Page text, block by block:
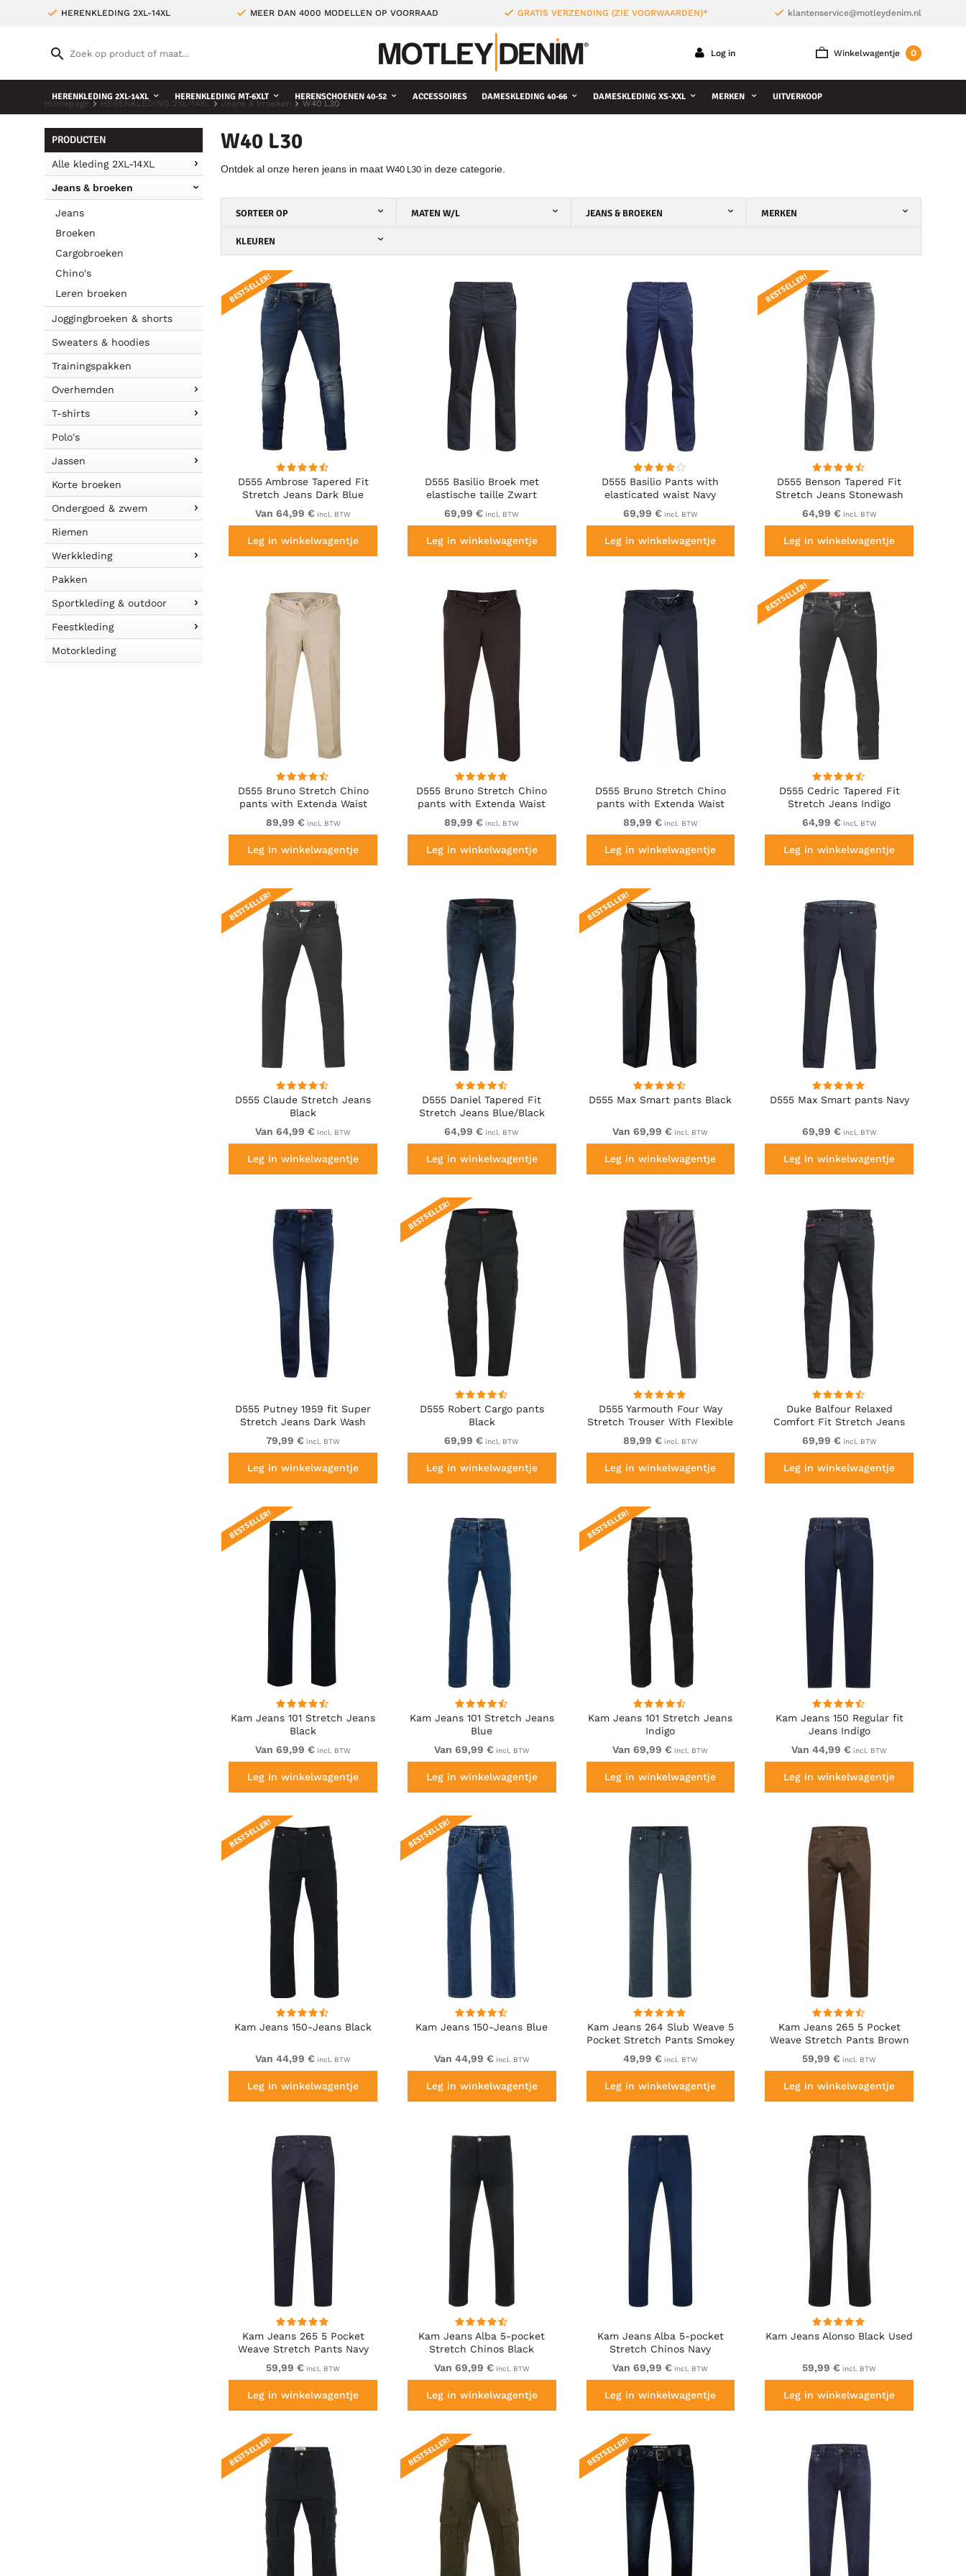
HERENKLEDING 2XL-14XL MEER DAN 4000 MODELLEN OP VOORRAAD GRATIS VERZENDING (ZIE VOORWAARDEN)* klantenservice@motleydenim.nl
Winkelwagentje 0
Log in
HERENKLEDING 2XL-14XL HERENKLEDING MT-6XLT HERENSCHOENEN 40-52 ACCESSOIRES DAMESKLEDING 40-66 DAMESKLEDING XS-XXL MERKEN UITVERKOOP
Homepage HERENKLEDING 2XL-14XL Jeans & broeken W40 L30
PRODUCTEN
Alle kleding 2XL-14XL
Jeans & broeken
Jeans
Broeken
Cargobroeken
Chino's
Leren broeken
Joggingbroeken & shorts
Sweaters & hoodies
Trainingspakken
Overhemden
T-shirts
Polo's
Jassen
Korte broeken
Ondergoed & zwem
Riemen
Werkkleding
Pakken
Sportkleding & outdoor
Feestkleding
Motorkleding
W40 L30
Ontdek al onze heren jeans in maat W40 L30 in deze categorie.
SORTEER OP MATEN W/L JEANS & BROEKEN MERKEN
KLEUREN
D555 Ambrose Tapered Fit
Stretch Jeans Dark Blue
BESTSELLER!
Van 64,99 € incl. BTW
Leg in winkelwagentje
D555 Basilio Broek met
elastische taille Zwart
69,99 € incl. BTW
Leg in winkelwagentje
D555 Basilio Pants with
elasticated waist Navy
69,99 € incl. BTW
Leg in winkelwagentje
D555 Benson Tapered Fit
Stretch Jeans Stonewash
BESTSELLER!
64,99 € incl. BTW
Leg in winkelwagentje
D555 Bruno Stretch Chino
pants with Extenda Waist
Beige
89,99 € incl. BTW
Leg in winkelwagentje
D555 Bruno Stretch Chino
pants with Extenda Waist
Black
89,99 € incl. BTW
Leg in winkelwagentje
D555 Bruno Stretch Chino
pants with Extenda Waist
Indigo Blue
89,99 € incl. BTW
Leg in winkelwagentje
D555 Cedric Tapered Fit
Stretch Jeans Indigo
BESTSELLER!
64,99 € incl. BTW
Leg in winkelwagentje
D555 Claude Stretch Jeans
Black
BESTSELLER!
Van 64,99 € incl. BTW
Leg in winkelwagentje
D555 Daniel Tapered Fit
Stretch Jeans Blue/Black
Wash
64,99 € incl. BTW
Leg in winkelwagentje
D555 Max Smart pants Black
BESTSELLER!
Van 69,99 € incl. BTW
Leg in winkelwagentje
D555 Max Smart pants Navy
69,99 € incl. BTW
Leg in winkelwagentje
D555 Putney 1959 fit Super
Stretch Jeans Dark Wash
79,99 € incl. BTW
Leg in winkelwagentje
D555 Robert Cargo pants
Black
BESTSELLER!
69,99 € incl. BTW
Leg in winkelwagentje
D555 Yarmouth Four Way
Stretch Trouser With Flexible
Waistband Black
89,99 € incl. BTW
Leg in winkelwagentje
Duke Balfour Relaxed
Comfort Fit Stretch Jeans
With Elasticated Waist Black
69,99 € incl. BTW
Leg in winkelwagentje
Kam Jeans 101 Stretch Jeans
Black
BESTSELLER!
Van 69,99 € incl. BTW
Leg in winkelwagentje
Kam Jeans 101 Stretch Jeans
Blue
Van 69,99 € incl. BTW
Leg in winkelwagentje
Kam Jeans 101 Stretch Jeans
Indigo
BESTSELLER!
Van 69,99 € incl. BTW
Leg in winkelwagentje
Kam Jeans 150 Regular fit
Jeans Indigo
Van 44,99 € incl. BTW
Leg in winkelwagentje
Kam Jeans 150-Jeans Black
BESTSELLER!
Van 44,99 € incl. BTW
Leg in winkelwagentje
Kam Jeans 150-Jeans Blue
BESTSELLER!
Van 44,99 € incl. BTW
Leg in winkelwagentje
Kam Jeans 264 Slub Weave 5
Pocket Stretch Pants Smokey
Blue
49,99 € incl. BTW
Leg in winkelwagentje
Kam Jeans 265 5 Pocket
Weave Stretch Pants Brown
59,99 € incl. BTW
Leg in winkelwagentje
Kam Jeans 265 5 Pocket
Weave Stretch Pants Navy
59,99 € incl. BTW
Leg in winkelwagentje
Kam Jeans Alba 5-pocket
Stretch Chinos Black
Van 69,99 € incl. BTW
Leg in winkelwagentje
Kam Jeans Alba 5-pocket
Stretch Chinos Navy
Van 69,99 € incl. BTW
Leg in winkelwagentje
Kam Jeans Alonso Black Used
59,99 € incl. BTW
Leg in winkelwagentje
BESTSELLER! BESTSELLER! BESTSELLER!